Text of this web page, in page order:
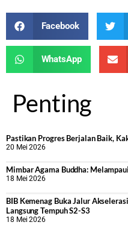
Facebook
WhatsApp
Penting
Pastikan Progres Berjalan Baik,
20 Mei 2026
Mimbar Agama Buddha:
18 Mei 2026
BIB Kemenag Buka Jalur
Langsung Tempuh S2-S3
18 Mei 2026